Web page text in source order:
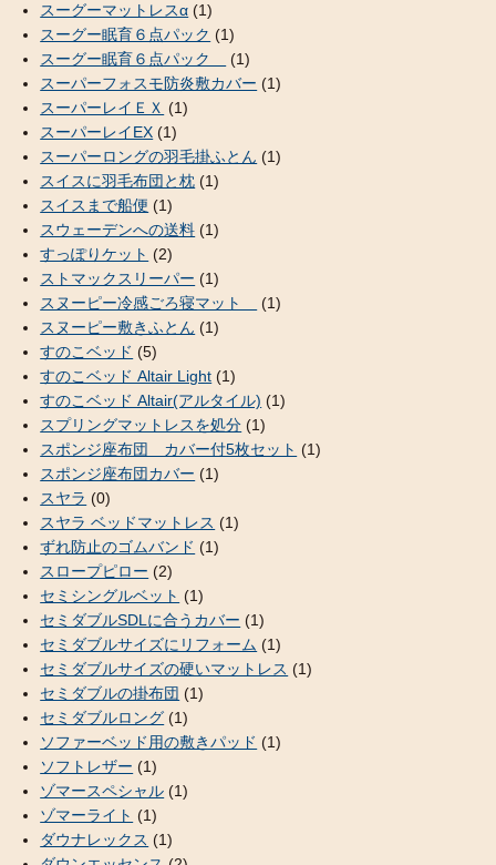
スーグーマットレスα (1)
スーグー眠育６点パック (1)
スーグー眠育６点パック
(1)
スーパーフォスモ防炎敷カバー (1)
スーパーレイＥＸ (1)
スーパーレイEX (1)
スーパーロングの羽毛掛ふとん (1)
スイスに羽毛布団と枕 (1)
スイスまで船便 (1)
スウェーデンへの送料 (1)
すっぽりケット (2)
ストマックスリーパー (1)
スヌーピー冷感ごろ寝マット
(1)
スヌーピー敷きふとん (1)
すのこベッド (5)
すのこベッド Altair Light (1)
すのこベッド Altair(アルタイル) (1)
スプリングマットレスを処分 (1)
スポンジ座布団 カバー付5枚セット (1)
スポンジ座布団カバー (1)
スヤラ (0)
スヤラ ベッドマットレス (1)
ずれ防止のゴムバンド (1)
スロープピロー (2)
セミシングルベット (1)
セミダブルSDLに合うカバー (1)
セミダブルサイズにリフォーム (1)
セミダブルサイズの硬いマットレス (1)
セミダブルの掛布団 (1)
セミダブルロング (1)
ソファーベッド用の敷きパッド (1)
ソフトレザー (1)
ゾマースペシャル (1)
ゾマーライト (1)
ダウナレックス (1)